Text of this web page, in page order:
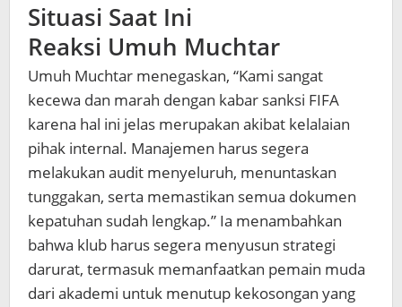
Situasi Saat Ini
Reaksi Umuh Muchtar
Umuh Muchtar menegaskan, “Kami sangat
kecewa dan marah dengan kabar sanksi FIFA
karena hal ini jelas merupakan akibat kelalaian
pihak internal. Manajemen harus segera
melakukan audit menyeluruh, menuntaskan
tunggakan, serta memastikan semua dokumen
kepatuhan sudah lengkap.” Ia menambahkan
bahwa klub harus segera menyusun strategi
darurat, termasuk memanfaatkan pemain muda
dari akademi untuk menutup kekosongan yang